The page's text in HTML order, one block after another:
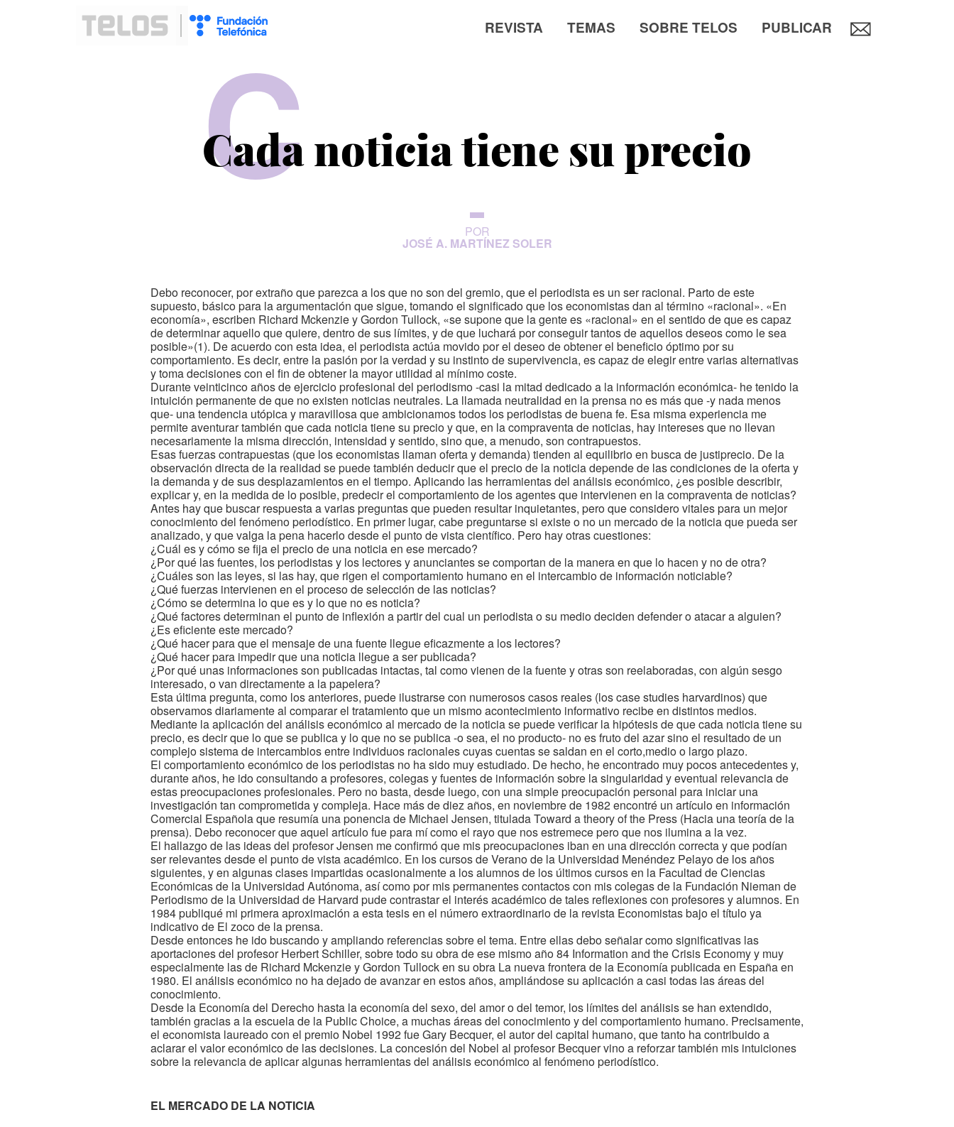
REVISTA TEMAS SOBRE TELOS PUBLICAR
C
Cada noticia tiene su precio
POR
JOSÉ A. MARTÍNEZ SOLER
Debo reconocer, por extraño que parezca a los que no son del gremio, que el periodista es un ser racional. Parto de este
supuesto, básico para la argumentación que sigue, tomando el significado que los economistas dan al término «racional». «En
economía», escriben Richard Mckenzie y Gordon Tullock, «se supone que la gente es «racional» en el sentido de que es capaz
de determinar aquello que quiere, dentro de sus límites, y de que luchará por conseguir tantos de aquellos deseos como le sea
posible»(1). De acuerdo con esta idea, el periodista actúa movido por el deseo de obtener el beneficio óptimo por su
comportamiento. Es decir, entre la pasión por la verdad y su instinto de supervivencia, es capaz de elegir entre varias alternativas
y toma decisiones con el fin de obtener la mayor utilidad al mínimo coste.
Durante veinticinco años de ejercicio profesional del periodismo -casi la mitad dedicado a la información económica- he tenido la
intuición permanente de que no existen noticias neutrales. La llamada neutralidad en la prensa no es más que -y nada menos
que- una tendencia utópica y maravillosa que ambicionamos todos los periodistas de buena fe. Esa misma experiencia me
permite aventurar también que cada noticia tiene su precio y que, en la compraventa de noticias, hay intereses que no llevan
necesariamente la misma dirección, intensidad y sentido, sino que, a menudo, son contrapuestos.
Esas fuerzas contrapuestas (que los economistas llaman oferta y demanda) tienden al equilibrio en busca de justiprecio. De la
observación directa de la realidad se puede también deducir que el precio de la noticia depende de las condiciones de la oferta y
la demanda y de sus desplazamientos en el tiempo. Aplicando las herramientas del análisis económico, ¿es posible describir,
explicar y, en la medida de lo posible, predecir el comportamiento de los agentes que intervienen en la compraventa de noticias?
Antes hay que buscar respuesta a varias preguntas que pueden resultar inquietantes, pero que considero vitales para un mejor
conocimiento del fenómeno periodístico. En primer lugar, cabe preguntarse si existe o no un mercado de la noticia que pueda ser
analizado, y que valga la pena hacerlo desde el punto de vista científico. Pero hay otras cuestiones:
¿Cuál es y cómo se fija el precio de una noticia en ese mercado?
¿Por qué las fuentes, los periodistas y los lectores y anunciantes se comportan de la manera en que lo hacen y no de otra?
¿Cuáles son las leyes, si las hay, que rigen el comportamiento humano en el intercambio de información noticiable?
¿Qué fuerzas intervienen en el proceso de selección de las noticias?
¿Cómo se determina lo que es y lo que no es noticia?
¿Qué factores determinan el punto de inflexión a partir del cual un periodista o su medio deciden defender o atacar a alguien?
¿Es eficiente este mercado?
¿Qué hacer para que el mensaje de una fuente llegue eficazmente a los lectores?
¿Qué hacer para impedir que una noticia llegue a ser publicada?
¿Por qué unas informaciones son publicadas intactas, tal como vienen de la fuente y otras son reelaboradas, con algún sesgo
interesado, o van directamente a la papelera?
Esta última pregunta, como los anteriores, puede ilustrarse con numerosos casos reales (los case studies harvardinos) que
observamos diariamente al comparar el tratamiento que un mismo acontecimiento informativo recibe en distintos medios.
Mediante la aplicación del análisis económico al mercado de la noticia se puede verificar la hipótesis de que cada noticia tiene su
precio, es decir que lo que se publica y lo que no se publica -o sea, el no producto- no es fruto del azar sino el resultado de un
complejo sistema de intercambios entre individuos racionales cuyas cuentas se saldan en el corto,medio o largo plazo.
El comportamiento económico de los periodistas no ha sido muy estudiado. De hecho, he encontrado muy pocos antecedentes y,
durante años, he ido consultando a profesores, colegas y fuentes de información sobre la singularidad y eventual relevancia de
estas preocupaciones profesionales. Pero no basta, desde luego, con una simple preocupación personal para iniciar una
investigación tan comprometida y compleja. Hace más de diez años, en noviembre de 1982 encontré un artículo en información
Comercial Española que resumía una ponencia de Michael Jensen, titulada Toward a theory of the Press (Hacia una teoría de la
prensa). Debo reconocer que aquel artículo fue para mí como el rayo que nos estremece pero que nos ilumina a la vez.
El hallazgo de las ideas del profesor Jensen me confirmó que mis preocupaciones iban en una dirección correcta y que podían
ser relevantes desde el punto de vista académico. En los cursos de Verano de la Universidad Menéndez Pelayo de los años
siguientes, y en algunas clases impartidas ocasionalmente a los alumnos de los últimos cursos en la Facultad de Ciencias
Económicas de la Universidad Autónoma, así como por mis permanentes contactos con mis colegas de la Fundación Nieman de
Periodismo de la Universidad de Harvard pude contrastar el interés académico de tales reflexiones con profesores y alumnos. En
1984 publiqué mi primera aproximación a esta tesis en el número extraordinario de la revista Economistas bajo el título ya
indicativo de El zoco de la prensa.
Desde entonces he ido buscando y ampliando referencias sobre el tema. Entre ellas debo señalar como significativas las
aportaciones del profesor Herbert Schiller, sobre todo su obra de ese mismo año 84 Information and the Crisis Economy y muy
especialmente las de Richard Mckenzie y Gordon Tullock en su obra La nueva frontera de la Economía publicada en España en
1980. El análisis económico no ha dejado de avanzar en estos años, ampliándose su aplicación a casi todas las áreas del
conocimiento.
Desde la Economía del Derecho hasta la economía del sexo, del amor o del temor, los límites del análisis se han extendido,
también gracias a la escuela de la Public Choice, a muchas áreas del conocimiento y del comportamiento humano. Precisamente,
el economista laureado con el premio Nobel 1992 fue Gary Becquer, el autor del capital humano, que tanto ha contribuido a
aclarar el valor económico de las decisiones. La concesión del Nobel al profesor Becquer vino a reforzar también mis intuiciones
sobre la relevancia de aplicar algunas herramientas del análisis económico al fenómeno periodístico.
EL MERCADO DE LA NOTICIA